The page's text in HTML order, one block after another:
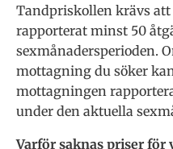
Tandpriskollen krävs
rapporterat minst 50
sexmånadersperioden.
mottagning du söker
mottagningen
under den aktuella
Varför saknas priser för